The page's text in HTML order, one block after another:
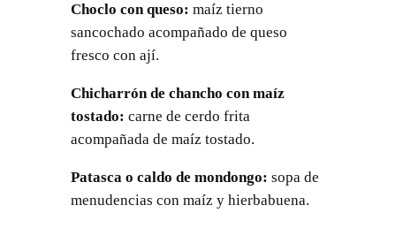
Choclo con queso: maíz tierno
sancochado acompañado de queso
fresco con ají.
Chicharrón de chancho con maíz
tostado: carne de cerdo frita
acompañada de maíz tostado.
Patasca o caldo de mondongo: sopa de
menudencias con maíz y hierbabuena.